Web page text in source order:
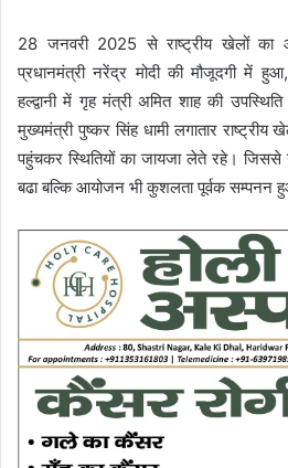
28 जनवरी 2025 से राष्ट्रीय खेलों का
प्रधानमंत्री नरेंद्र मोदी की मौजूदगी में
हल्द्वानी में गृह मंत्री अमित शाह की
मुख्यमंत्री पुष्कर सिंह धामी लगातार
पहुंचकर स्थितियों का जायजा लेते रहे। जिससे
बढा बल्कि आयोजन भी कुशलता पूर्वक सम्पनन